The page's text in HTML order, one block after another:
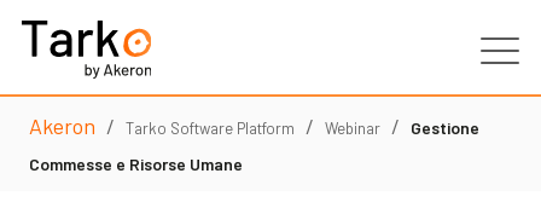
Prodotti
Akeron / Tarko Software Platform / Webinar /
Gestione
Commesse e Risorse Umane